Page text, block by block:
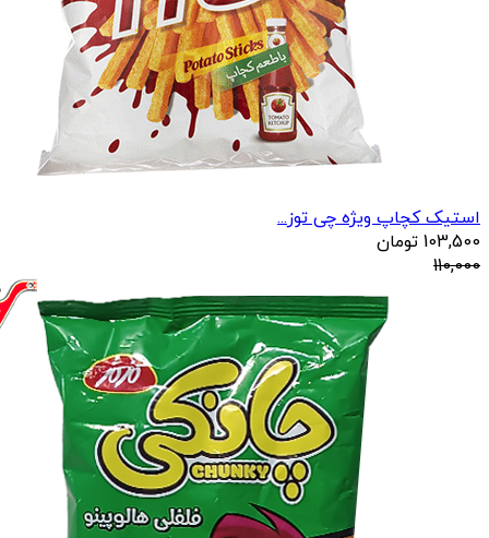
استیک کچاپ ویژه چی توز...
103,500 تومان
110,000